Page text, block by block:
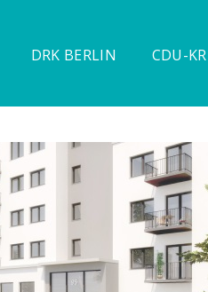
DRK BERLIN CDU-